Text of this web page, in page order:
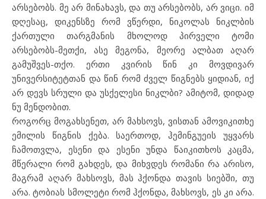
არსებობს. მე არ მინახავს, და თუ არსებობს, არ ვიცი. იმ
დღესაც, დიკენსზე რომ ვწერდი, ნიკოლას ნიკლბის
ქართული თარგმანის მხოლოდ პირველი ტომი
არსებობს-მეთქი, ასე მეგონა, მეორე ალბათ აღარ
გამუშვეს-თქო. ერთი კვირის წინ კი მოვდივარ
უნივერსიტეტთან და წინ რომ ძველ წიგნებს ყიდიან, იქ
არ დევს სრული და უსქელესი ნიკლბი? ამიტომ, დიდად
ნუ მენდობით.
როგორც მოგახსენეთ, არ მახსოვს, ვისთან ამოვიკითხე
ემილის წიგნის ქება. საერთოდ, ჰემინგუეის უყვარს
ჩამოთვლა, ესენი და ესენი უნდა წაიკითხოს კაცმა,
მწერალი რომ გახდეს, და მიხვდეს რომანი რა არისო,
მაგრამ აღარ მახსოვს, მას ჰქონდა თავის სიებში, თუ
არა. ტობიას სმოლეტი რომ ჰქონდა, მახსოვს, ეს კი არა.